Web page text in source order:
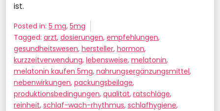
ist.
Posted in: 5 mg, 5mg
Tagged: arzt, dosierungen, empfehlungen,
gesundheitswesen, hersteller, hormon,
kurzzeitverwendung, lebensweise, melatonin,
melatonin kaufen 5mg, nahrungsergänzungsmittel,
nebenwirkungen, packungsbeilage,
produktionsbedingungen, qualität, ratschläge,
reinheit, schlaf-wach-rhythmus, schlafhygiene,